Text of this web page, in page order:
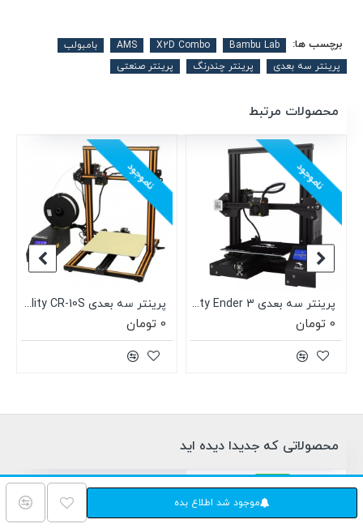
موجود شد اطلاع بده
برچسب ها: Bambu Lab
X2D Combo
AMS
بامبولب
پرینتر سه بعدی
پرینتر چندرنگ پرینتر صنعتی
محصولات مرتبط
ناموجود
پرینتر سه بعدی Creality Ender 3
0 تومان
ناموجود
پرینتر سه بعدی Creality CR-10S
0 تومان
محصولاتی که جدیدا دیده اید
ناموجود
بزودی...